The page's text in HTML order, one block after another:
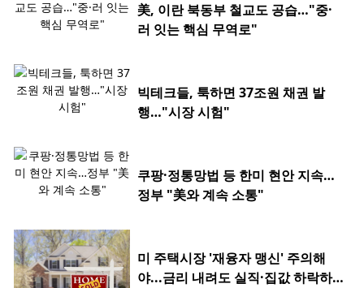
美, 이란 북동부 철교도 공습…"중·
러 잇는 핵심 무역로"
빅테크들, 툭하면 37조원 채권 발
행…"시장 시험"
쿠팡·정통망법 등 한미 현안 지속…
정부 "美와 계속 소통"
미 주택시장 '재융자 맹신' 주의해
야...금리 내려도 실직·집값 하락하